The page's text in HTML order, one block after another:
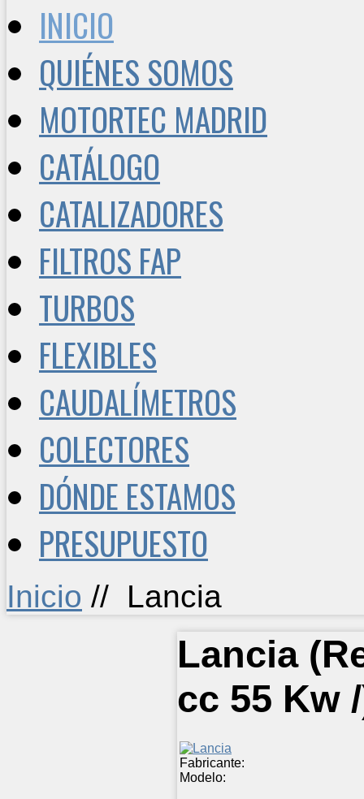
INICIO
QUIÉNES SOMOS
MOTORTEC MADRID
CATÁLOGO
CATALIZADORES
FILTROS FAP
TURBOS
FLEXIBLES
CAUDALÍMETROS
COLECTORES
DÓNDE ESTAMOS
PRESUPUESTO
Inicio // Lancia
Lancia
cc 55 Kw /
Fabricante:
Modelo: